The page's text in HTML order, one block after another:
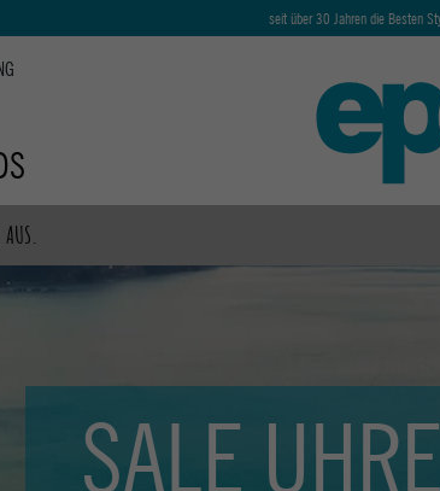
seit über 30 Jahren die Besten
AUS.
SALE